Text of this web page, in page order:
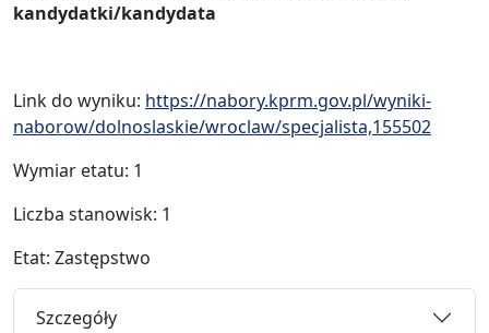
kandydatki/kandydata
Link do wyniku: https://nabory.kprm.gov.pl/wyniki-
naborow/dolnoslaskie/wroclaw/specjalista,155502
Wymiar etatu: 1
Liczba stanowisk: 1
Etat: Zastępstwo
Szczegóły